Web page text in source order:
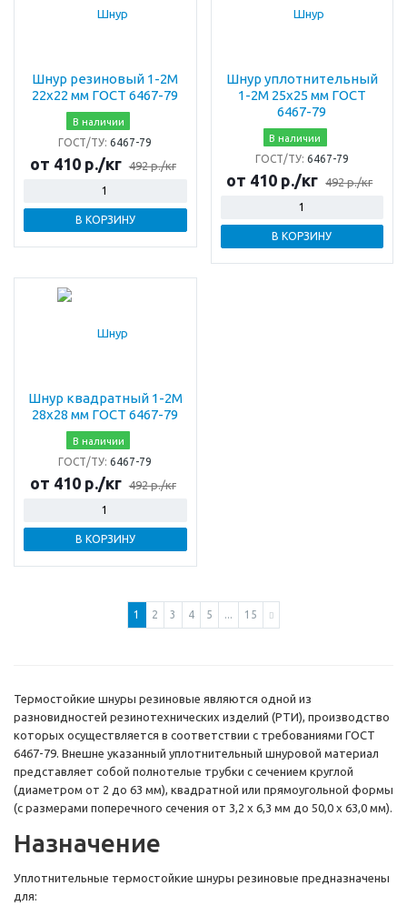
Шнур резиновый 1-2М
22х22 мм ГОСТ 6467-79
В наличии
ГОСТ/ТУ:6467-79
от 410 р./кг 492 р./кг
В КОРЗИНУ
Шнур уплотнительный
1-2М 25х25 мм ГОСТ
6467-79
В наличии
ГОСТ/ТУ: 6467-79
от 410 р./кг 492 р./кг
В КОРЗИНУ
Шнур квадратный 1-2М
28х28 мм ГОСТ 6467-79
В наличии
ГОСТ/ТУ:6467-79
от 410 р./кг 492 р./кг
В КОРЗИНУ
1 2 3 4 5 ... 15
Термостойкие шнуры резиновые являются одной из
разновидностей резинотехнических изделий (РТИ), производство
которых осуществляется в соответствии с требованиями ГОСТ
6467-79. Внешне указанный уплотнительный шнуровой материал
представляет собой полнотелые трубки с сечением круглой
(диаметром от 2 до 63 мм), квадратной или прямоугольной формы
(с размерами поперечного сечения от 3,2 х 6,3 мм до 50,0 х 63,0 мм).
Назначение
Уплотнительные термостойкие шнуры резиновые предназначены
для: